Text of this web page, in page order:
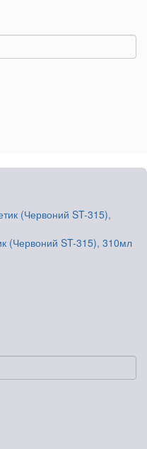
(Червоний ST-315), 310мл